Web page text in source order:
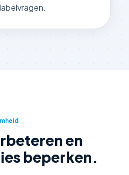
en
beperken.